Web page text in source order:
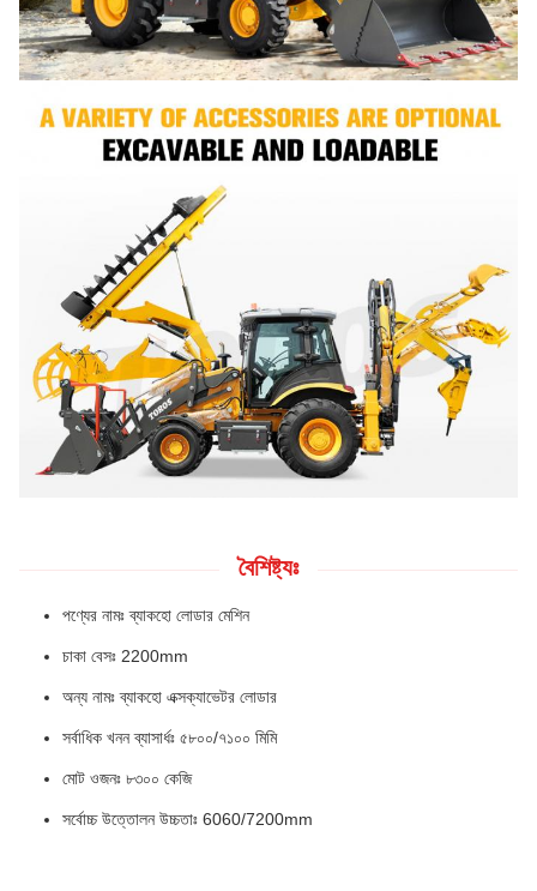
বৈশিষ্ট্যঃ
পণ্যের নামঃ ব্যাকহো লোডার মেশিন
চাকা বেসঃ 2200mm
অন্য নামঃ ব্যাকহো এক্সক্যাভেটর লোডার
সর্বাধিক খনন ব্যাসার্ধঃ ৫৮০০/৭১০০ মিমি
মোট ওজনঃ ৮৩০০ কেজি
সর্বোচ্চ উত্তোলন উচ্চতাঃ 6060/7200mm